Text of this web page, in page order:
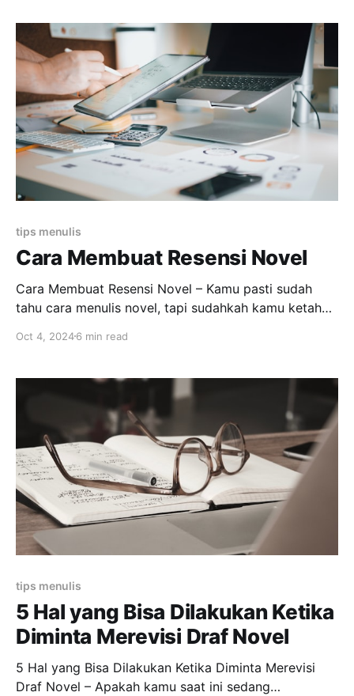
menjadi bahan perbincangan adalah high fantasy dan
low fantasy. Keduanya memiliki pendekatan berbeda
dalam
tips menulis
Cara Membuat Resensi Novel
Cara Membuat Resensi Novel – Kamu pasti sudah
tahu cara menulis novel, tapi sudahkah kamu ketahui
sedang bertanya-tanya, apa sih manfaat dari
mempromosikan cerita lain. Menuliskan resensi
sangatlah berguna bagimu untuk melatih dalam
menganalisis novel. Kalau analisis novelmu
Oct 4, 20246 min read
tips menulis
5 Hal yang Bisa Dilakukan Ketika
Diminta Merevisi Draf Novel
5 Hal yang Bisa Dilakukan Ketika Diminta Merevisi
Draf Novel – Apakah kamu saat ini sedang